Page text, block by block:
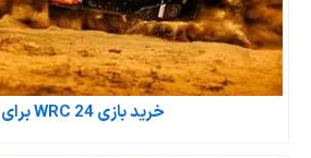
خرید بازی WRC 24 برای PC